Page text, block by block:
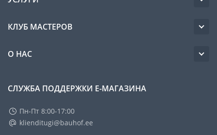
КЛУБ МАСТЕРОВ
О НАС
СЛУЖБА ПОДДЕРЖКИ Е-МАГАЗИНА
Пн-Пт 8:00-17:00
klienditugi@bauhof.ee